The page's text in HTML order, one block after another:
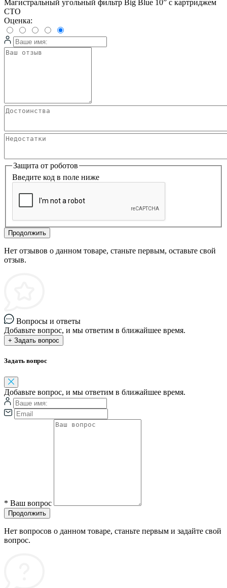
Магистральный угольный фильтр Big Blue 10” с картриджем
CTO
Оценка:
Защита от роботов
Введите код в поле ниже
Продолжить
Нет отзывов о данном товаре, станьте первым, оставьте свой
отзыв.
Вопросы и ответы
Добавьте вопрос, и мы ответим в ближайшее время.
+ Задать вопрос
Задать вопрос
Добавьте вопрос, и мы ответим в ближайшее время.
* Ваш вопрос
Продолжить
Нет вопросов о данном товаре, станьте первым и задайте свой
вопрос.